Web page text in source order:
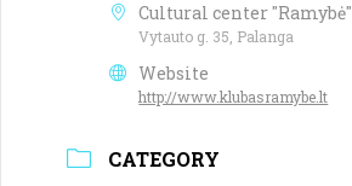
Cultural center "Ramybė"
Vytauto g. 35, Palanga
Website
http://www.klubasramybe.lt
CATEGORY